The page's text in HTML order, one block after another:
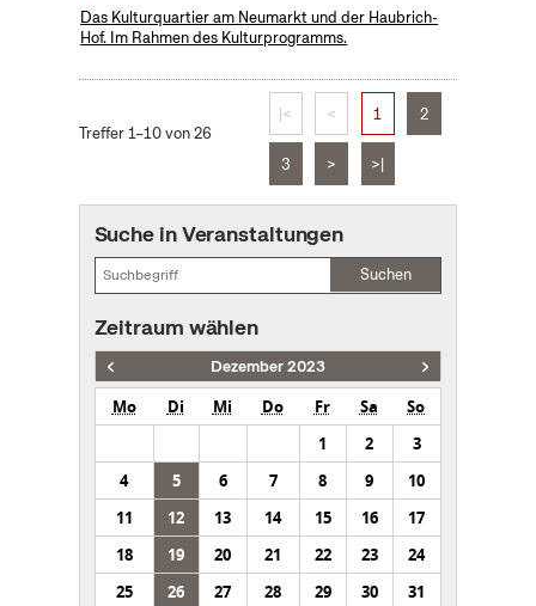
Das Kulturquartier am Neumarkt und der Haubrich-
Hof. Im Rahmen des Kulturprogramms.
Treffer 1–10 von 26
|< < 1 2
3 > >|
Suche in Veranstaltungen
Suchen
Zeitraum wählen
Dezember 2023
Mo Di Mi Do Fr Sa
So
1
2
3
4
5 6 7 8 9
10
11
12 13 14 15 16
17
18
19 20 21 22 23
24
25
26 27 28 29 30 31